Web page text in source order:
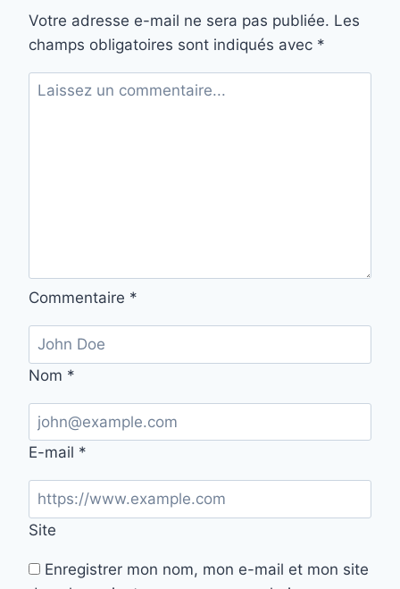
Votre adresse e-mail ne sera pas publiée. Les
champs obligatoires sont indiqués avec *
Commentaire *
Nom *
E-mail *
Site
Enregistrer mon nom, mon e-mail et mon site